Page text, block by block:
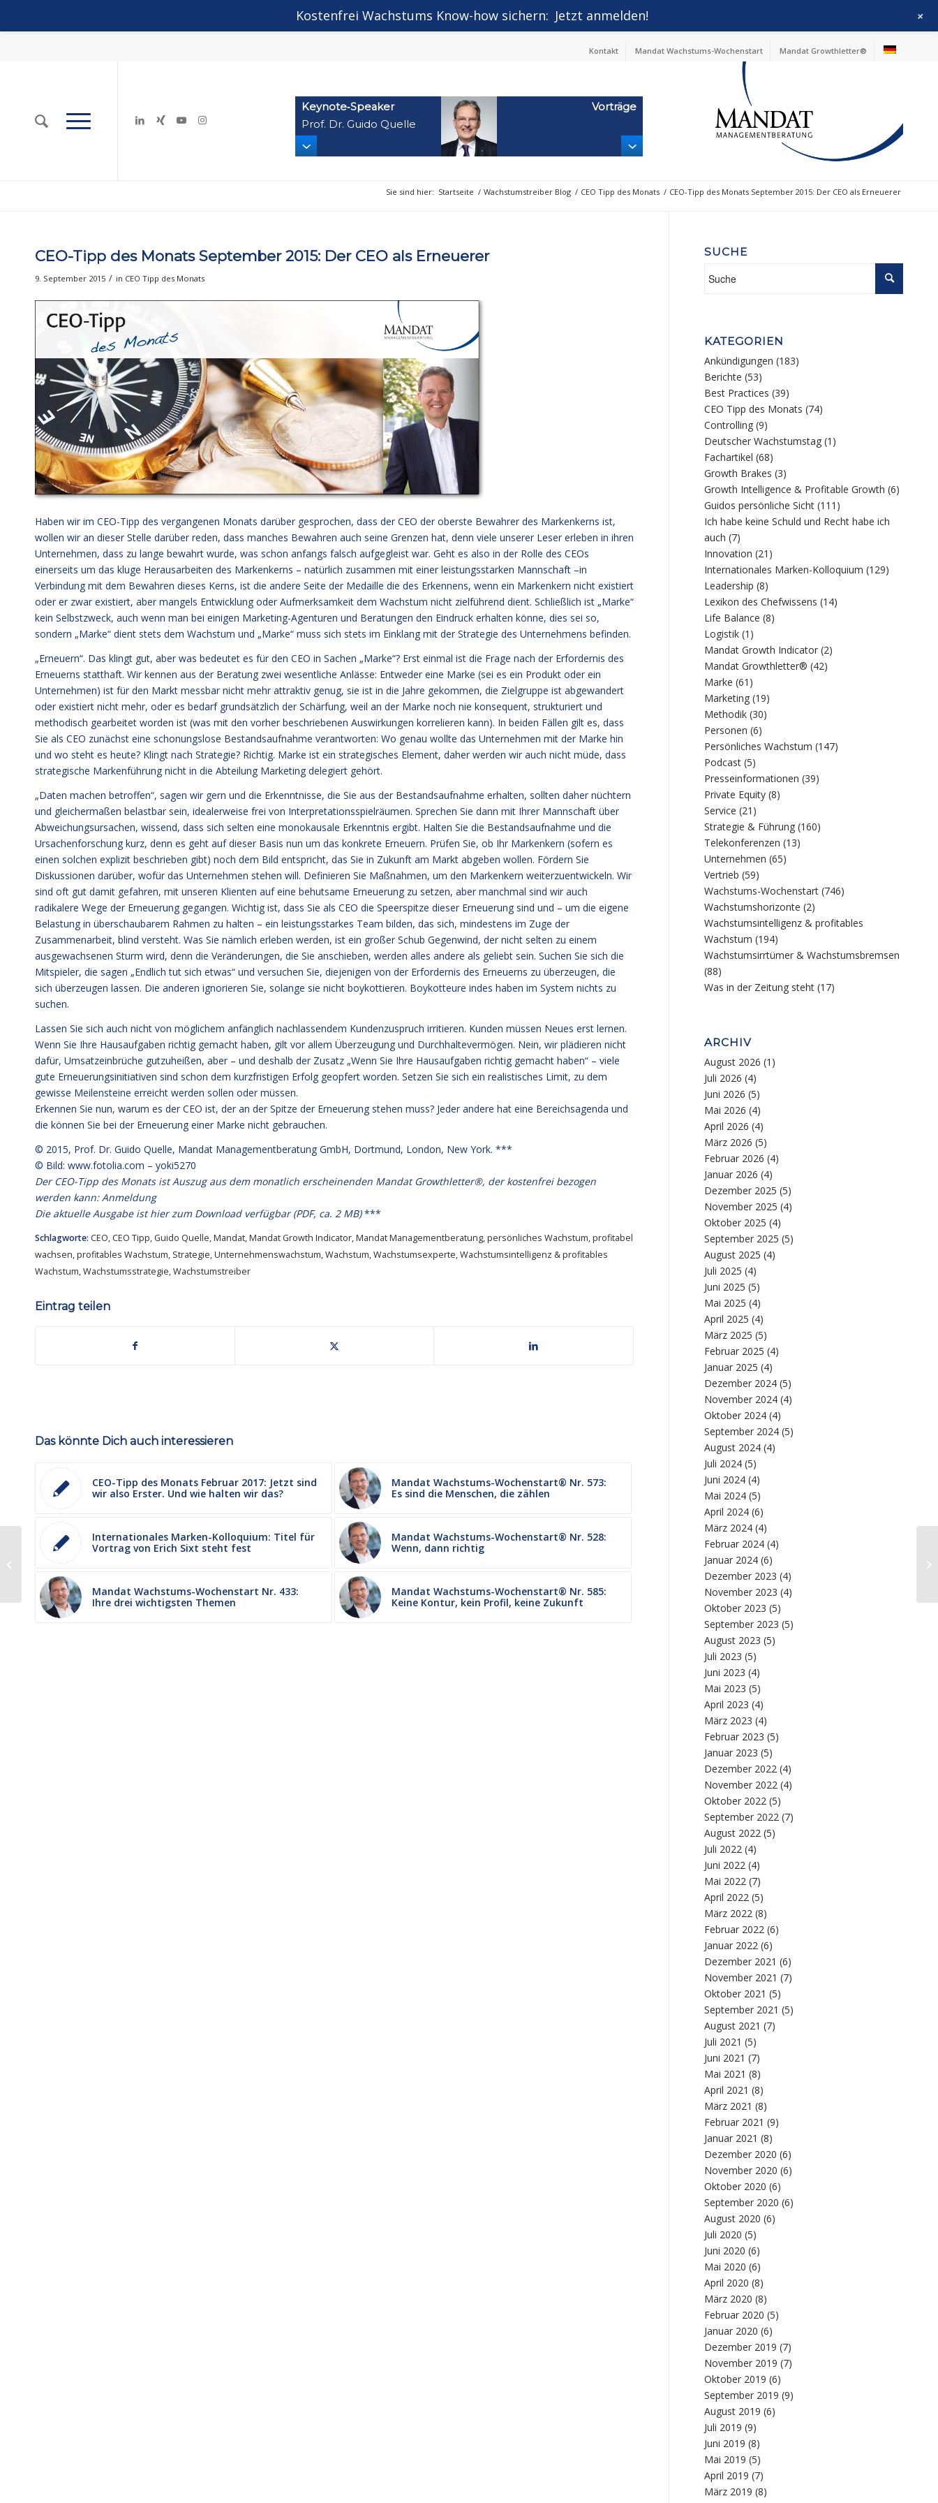
Kontakt Mandat Wachstums-Wochenstart Mandat Growthletter®
Keynote‑Speaker
Prof. Dr. Guido Quelle
Vorträge
Sie sind hier: Startseite / Wachstumstreiber Blog / CEO Tipp des Monats / CEO-Tipp des Monats September 2015: Der CEO als Erneuerer
CEO-Tipp des Monats September 2015: Der CEO als Erneuerer
9. September 2015 / in CEO Tipp des Monats
Haben wir im CEO-Tipp des vergangenen Monats darüber gesprochen, dass der CEO der oberste Bewahrer des Markenkerns ist,
wollen wir an dieser Stelle darüber reden, dass manches Bewahren auch seine Grenzen hat, denn viele unserer Leser erleben in ihren
Unternehmen, dass zu lange bewahrt wurde, was schon anfangs falsch aufgegleist war. Geht es also in der Rolle des CEOs
einerseits um das kluge Herausarbeiten des Markenkerns – natürlich zusammen mit einer leistungsstarken Mannschaft –in
Verbindung mit dem Bewahren dieses Kerns, ist die andere Seite der Medaille die des Erkennens, wenn ein Markenkern nicht existiert
oder er zwar existiert, aber mangels Entwicklung oder Aufmerksamkeit dem Wachstum nicht zielführend dient. Schließlich ist „Marke“
kein Selbstzweck, auch wenn man bei einigen Marketing-Agenturen und Beratungen den Eindruck erhalten könne, dies sei so,
sondern „Marke“ dient stets dem Wachstum und „Marke“ muss sich stets im Einklang mit der Strategie des Unternehmens befinden.
„Erneuern“. Das klingt gut, aber was bedeutet es für den CEO in Sachen „Marke“? Erst einmal ist die Frage nach der Erfordernis des
Erneuerns statthaft. Wir kennen aus der Beratung zwei wesentliche Anlässe: Entweder eine Marke (sei es ein Produkt oder ein
Unternehmen) ist für den Markt messbar nicht mehr attraktiv genug, sie ist in die Jahre gekommen, die Zielgruppe ist abgewandert
oder existiert nicht mehr, oder es bedarf grundsätzlich der Schärfung, weil an der Marke noch nie konsequent, strukturiert und
methodisch gearbeitet worden ist (was mit den vorher beschriebenen Auswirkungen korrelieren kann). In beiden Fällen gilt es, dass
Sie als CEO zunächst eine schonungslose Bestandsaufnahme verantworten: Wo genau wollte das Unternehmen mit der Marke hin
und wo steht es heute? Klingt nach Strategie? Richtig. Marke ist ein strategisches Element, daher werden wir auch nicht müde, dass
strategische Markenführung nicht in die Abteilung Marketing delegiert gehört.
„Daten machen betroffen“, sagen wir gern und die Erkenntnisse, die Sie aus der Bestandsaufnahme erhalten, sollten daher nüchtern
und gleichermaßen belastbar sein, idealerweise frei von Interpretationsspielräumen. Sprechen Sie dann mit Ihrer Mannschaft über
Abweichungsursachen, wissend, dass sich selten eine monokausale Erkenntnis ergibt. Halten Sie die Bestandsaufnahme und die
Ursachenforschung kurz, denn es geht auf dieser Basis nun um das konkrete Erneuern. Prüfen Sie, ob Ihr Markenkern (sofern es
einen solchen explizit beschrieben gibt) noch dem Bild entspricht, das Sie in Zukunft am Markt abgeben wollen. Fördern Sie
Diskussionen darüber, wofür das Unternehmen stehen will. Definieren Sie Maßnahmen, um den Markenkern weiterzuentwickeln. Wir
sind oft gut damit gefahren, mit unseren Klienten auf eine behutsame Erneuerung zu setzen, aber manchmal sind wir auch
radikalere Wege der Erneuerung gegangen. Wichtig ist, dass Sie als CEO die Speerspitze dieser Erneuerung sind und – um die eigene
Belastung in überschaubarem Rahmen zu halten – ein leistungsstarkes Team bilden, das sich, mindestens im Zuge der
Zusammenarbeit, blind versteht. Was Sie nämlich erleben werden, ist ein großer Schub Gegenwind, der nicht selten zu einem
ausgewachsenen Sturm wird, denn die Veränderungen, die Sie anschieben, werden alles andere als geliebt sein. Suchen Sie sich die
Mitspieler, die sagen „Endlich tut sich etwas“ und versuchen Sie, diejenigen von der Erfordernis des Erneuerns zu überzeugen, die
sich überzeugen lassen. Die anderen ignorieren Sie, solange sie nicht boykottieren. Boykotteure indes haben im System nichts zu
suchen.
Lassen Sie sich auch nicht von möglichem anfänglich nachlassendem Kundenzuspruch irritieren. Kunden müssen Neues erst lernen.
Wenn Sie Ihre Hausaufgaben richtig gemacht haben, gilt vor allem Überzeugung und Durchhaltevermögen. Nein, wir plädieren nicht
dafür, Umsatzeinbrüche gutzuheißen, aber – und deshalb der Zusatz „Wenn Sie Ihre Hausaufgaben richtig gemacht haben“ – viele
gute Erneuerungsinitiativen sind schon dem kurzfristigen Erfolg geopfert worden. Setzen Sie sich ein realistisches Limit, zu dem
gewisse Meilensteine erreicht werden sollen oder müssen.
Erkennen Sie nun, warum es der CEO ist, der an der Spitze der Erneuerung stehen muss? Jeder andere hat eine Bereichsagenda und
die können Sie bei der Erneuerung einer Marke nicht gebrauchen.
© 2015, Prof. Dr. Guido Quelle, Mandat Managementberatung GmbH, Dortmund, London, New York. ***
© Bild: www.fotolia.com – yoki5270
Der CEO-Tipp des Monats ist Auszug aus dem monatlich erscheinenden Mandat Growthletter®, der kostenfrei bezogen
werden kann:Anmeldung
Die aktuelle Ausgabe ist hier zum Download verfügbar (PDF, ca. 2 MB)***
Schlagworte: CEO, CEO Tipp, Guido Quelle,Mandat,Mandat Growth Indicator,Mandat Managementberatung,persönliches Wachstum,profitabel
wachsen,profitables Wachstum, Strategie,Unternehmenswachstum,Wachstum,Wachstumsexperte,Wachstumsintelligenz & profitables
Wachstum,Wachstumsstrategie,Wachstumstreiber
Eintrag teilen
Das könnte Dich auch interessieren
CEO-Tipp des Monats Februar 2017: Jetzt sind
wir also Erster. Und wie halten wir das?
Mandat Wachstums-Wochenstart® Nr. 573:
Es sind die Menschen, die zählen
Internationales Marken-Kolloquium: Titel für
Vortrag von Erich Sixt steht fest
Mandat Wachstums-Wochenstart® Nr. 528:
Wenn, dann richtig
Mandat Wachstums-Wochenstart Nr. 433:
Ihre drei wichtigsten Themen
Mandat Wachstums-Wochenstart® Nr. 585:
Keine Kontur, kein Profil, keine Zukunft
SUCHE
KATEGORIEN
Ankündigungen (183)
Berichte (53)
Best Practices (39)
CEO Tipp des Monats (74)
Controlling (9)
Deutscher Wachstumstag (1)
Fachartikel (68)
Growth Brakes (3)
Growth Intelligence & Profitable Growth (6)
Guidos persönliche Sicht (111)
Ich habe keine Schuld und Recht habe ich
auch (7)
Innovation (21)
Internationales Marken-Kolloquium (129)
Leadership (8)
Lexikon des Chefwissens (14)
Life Balance (8)
Logistik (1)
Mandat Growth Indicator (2)
Mandat Growthletter® (42)
Marke (61)
Marketing (19)
Methodik (30)
Personen (6)
Persönliches Wachstum (147)
Podcast (5)
Presseinformationen (39)
Private Equity (8)
Service (21)
Strategie & Führung (160)
Telekonferenzen (13)
Unternehmen (65)
Vertrieb (59)
Wachstums-Wochenstart (746)
Wachstumshorizonte (2)
Wachstumsintelligenz & profitables
Wachstum (194)
Wachstumsirrtümer & Wachstumsbremsen
(88)
Was in der Zeitung steht (17)
ARCHIV
August 2026 (1)
Juli 2026 (4)
Juni 2026 (5)
Mai 2026 (4)
April 2026 (4)
März 2026 (5)
Februar 2026 (4)
Januar 2026 (4)
Dezember 2025 (5)
November 2025 (4)
Oktober 2025 (4)
September 2025 (5)
August 2025 (4)
Juli 2025 (4)
Juni 2025 (5)
Mai 2025 (4)
April 2025 (4)
März 2025 (5)
Februar 2025 (4)
Januar 2025 (4)
Dezember 2024 (5)
November 2024 (4)
Oktober 2024 (4)
September 2024 (5)
August 2024 (4)
Juli 2024 (5)
Juni 2024 (4)
Mai 2024 (5)
April 2024 (6)
März 2024 (4)
Februar 2024 (4)
Januar 2024 (6)
Dezember 2023 (4)
November 2023 (4)
Oktober 2023 (5)
September 2023 (5)
August 2023 (5)
Juli 2023 (5)
Juni 2023 (4)
Mai 2023 (5)
April 2023 (4)
März 2023 (4)
Februar 2023 (5)
Januar 2023 (5)
Dezember 2022 (4)
November 2022 (4)
Oktober 2022 (5)
September 2022 (7)
August 2022 (5)
Juli 2022 (4)
Juni 2022 (4)
Mai 2022 (7)
April 2022 (5)
März 2022 (8)
Februar 2022 (6)
Januar 2022 (6)
Dezember 2021 (6)
November 2021 (7)
Oktober 2021 (5)
September 2021 (5)
August 2021 (7)
Juli 2021 (5)
Juni 2021 (7)
Mai 2021 (8)
April 2021 (8)
März 2021 (8)
Februar 2021 (9)
Januar 2021 (8)
Dezember 2020 (6)
November 2020 (6)
Oktober 2020 (6)
September 2020 (6)
August 2020 (6)
Juli 2020 (5)
Juni 2020 (6)
Mai 2020 (6)
April 2020 (8)
März 2020 (8)
Februar 2020 (5)
Januar 2020 (6)
Dezember 2019 (7)
November 2019 (7)
Oktober 2019 (6)
September 2019 (9)
August 2019 (6)
Juli 2019 (9)
Juni 2019 (8)
Mai 2019 (5)
April 2019 (7)
März 2019 (8)
Kostenfrei Wachstums Know-how sichern: Jetzt anmelden! +